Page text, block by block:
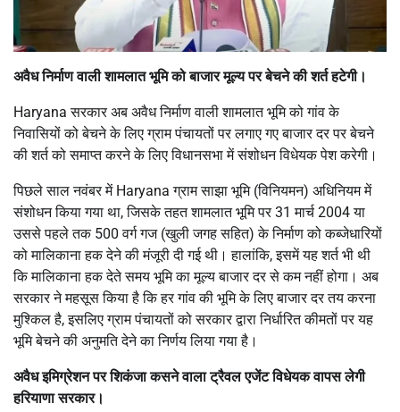
अवैध निर्माण वाली शामलात भूमि को बाजार मूल्य पर बेचने की शर्त हटेगी।
Haryana सरकार अब अवैध निर्माण वाली शामलात भूमि को गांव के
निवासियों को बेचने के लिए ग्राम पंचायतों पर लगाए गए बाजार दर पर बेचने
की शर्त को समाप्त करने के लिए विधानसभा में संशोधन विधेयक पेश करेगी।
पिछले साल नवंबर में Haryana ग्राम साझा भूमि (विनियमन) अधिनियम में
संशोधन किया गया था, जिसके तहत शामलात भूमि पर 31 मार्च 2004 या
उससे पहले तक 500 वर्ग गज (खुली जगह सहित) के निर्माण को कब्जेधारियों
को मालिकाना हक देने की मंजूरी दी गई थी। हालांकि, इसमें यह शर्त भी थी
कि मालिकाना हक देते समय भूमि का मूल्य बाजार दर से कम नहीं होगा। अब
सरकार ने महसूस किया है कि हर गांव की भूमि के लिए बाजार दर तय करना
मुश्किल है, इसलिए ग्राम पंचायतों को सरकार द्वारा निर्धारित कीमतों पर यह
भूमि बेचने की अनुमति देने का निर्णय लिया गया है।
अवैध इमिग्रेशन पर शिकंजा कसने वाला ट्रैवल एजेंट विधेयक वापस लेगी
हरियाणा सरकार।